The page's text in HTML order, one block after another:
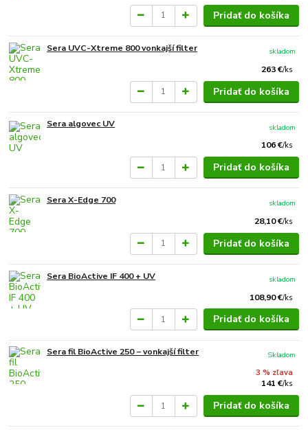
Pridať do košíka
Sera UVC-Xtreme 800 vonkajší filter
263 €/ks
skladom
Pridať do košíka
Sera algovec UV
106 €/ks
skladom
Pridať do košíka
Sera X-Edge 700
28,10 €/ks
skladom
Pridať do košíka
Sera BioActive IF 400 + UV
108,90 €/ks
skladom
Pridať do košíka
Sera fil BioActive 250 − vonkajší filter
3 % zľava
141 €/ks
Skladom
Pridať do košíka